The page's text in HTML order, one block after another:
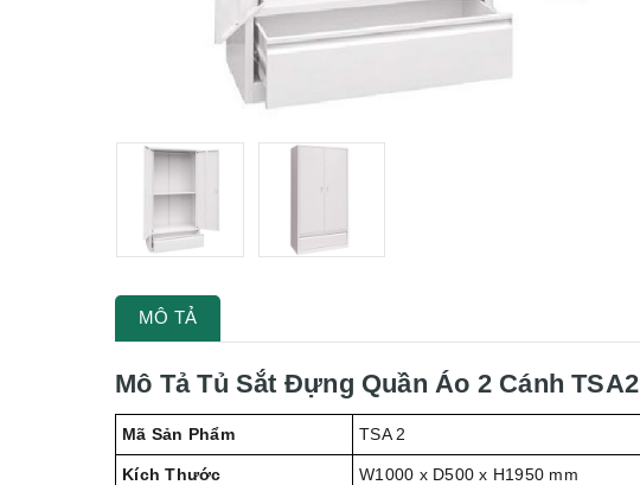
MÔ TẢ
Mô Tả Tủ Sắt Đựng Quần Áo 2 Cánh TSA2
Mã Sản Phẩm TSA 2
Kích Thước W1000 x D500 x H1950 mm